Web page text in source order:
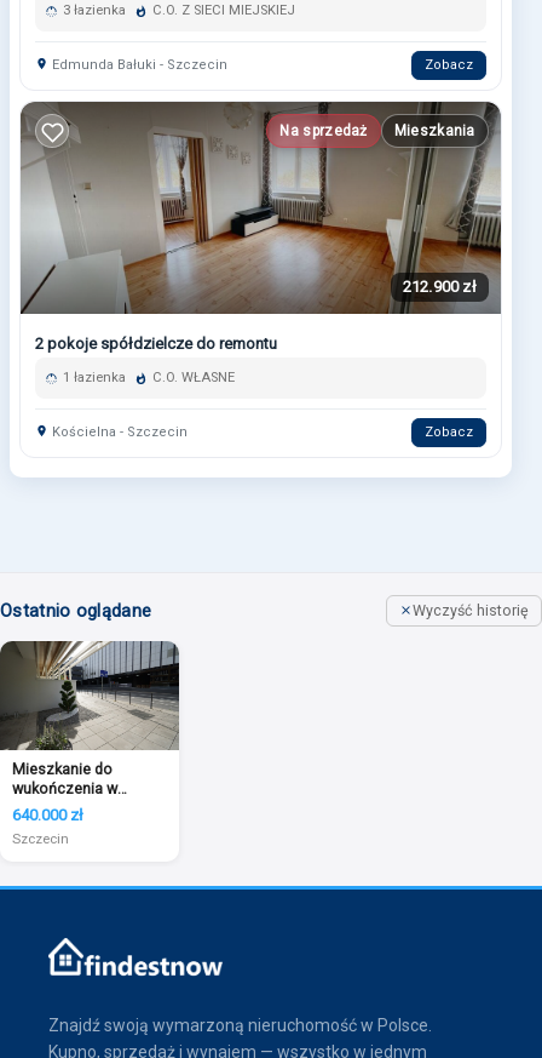
3 łazienka C.O. Z SIECI MIEJSKIEJ
Edmunda Bałuki - Szczecin Zobacz
Na sprzedaż Mieszkania
212.900 zł
2 pokoje spółdzielcze do remontu
1 łazienka C.O. WŁASNE
Kościelna - Szczecin Zobacz
Ostatnio oglądane Wyczyść historię
Mieszkanie do
wukończenia w
Centrum miasta, 2023
r
640.000 zł
Szczecin
Znajdź swoją wymarzoną nieruchomość w Polsce.
Kupno, sprzedaż i wynajem — wszystko w jednym